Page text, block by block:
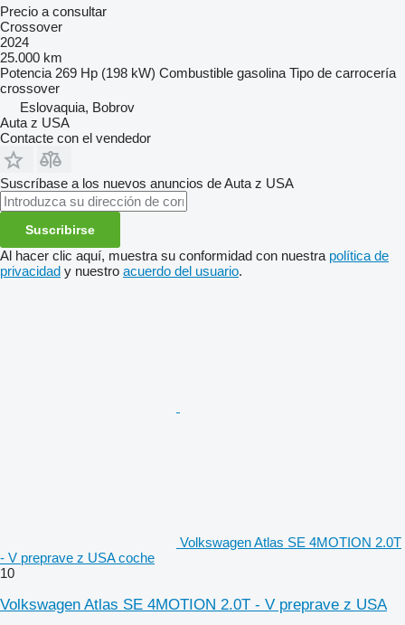
Precio a consultar
Crossover
2024
25.000 km
Potencia 269 Hp (198 kW) Combustible gasolina Tipo de carrocería
crossover
Eslovaquia, Bobrov
Auta z USA
Contacte con el vendedor
Suscríbase a los nuevos anuncios de Auta z USA
Suscribirse
Al hacer clic aquí, muestra su conformidad con nuestra política de
privacidad y nuestro acuerdo del usuario.
Volkswagen Atlas SE 4MOTION 2.0T
- V preprave z USA coche
10
Volkswagen Atlas SE 4MOTION 2.0T - V preprave z USA